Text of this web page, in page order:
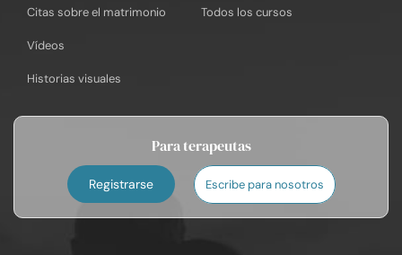
Citas sobre el matrimonio
Vídeos
Historias visuales
Todos los cursos
Para terapeutas
Registrarse Escribe para nosotros